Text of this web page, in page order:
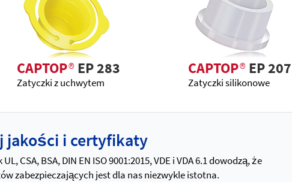
CAPTOP®EP 283
Zatyczki z uchwytem
CAPTOP®EP 207
Zatyczki silikonowe
jakości i certyfikaty
CSA, BSA, DIN EN ISO 9001:2015, VDE i VDA 6.1 dowodzą, że
zabezpieczających jest dla nas niezwykle istotna.